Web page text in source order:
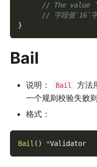
// The value
// 字段值`16`字
}
Bail
说明： Bail
方法
一个规则校验失败
格式：
Bail ( ) *Validator